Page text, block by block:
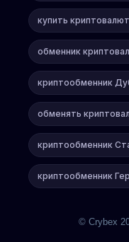
купить
обменник
криптообменник
обменять
криптообменник
криптообменник
© Crybex